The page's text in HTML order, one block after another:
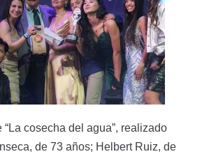
“La cosecha del agua”, realizado
de 73 años; Helbert Ruiz, de